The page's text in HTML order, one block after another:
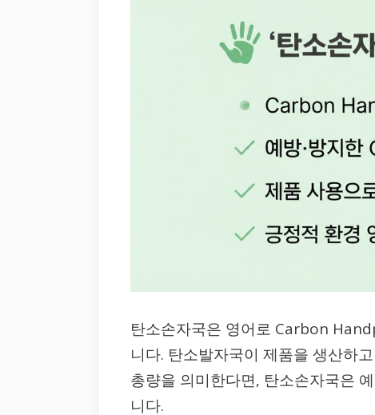
탄소손자국은 영어로 Carbon
니다. 탄소발자국이 제품을 생산하
총량을 의미한다면, 탄소손자국은
니다.